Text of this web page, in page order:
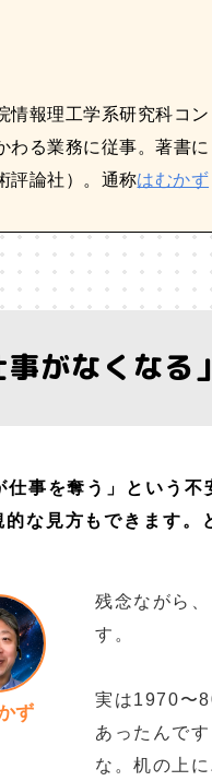
情報理工学系研究科コ
わる業務に従事。著書
評論社）。通称はむかず
事がなくな
仕事を奪う」という
的な見方もできます。
ず
残念ながら
す。
実は1970〜
あったんで
な。机の上